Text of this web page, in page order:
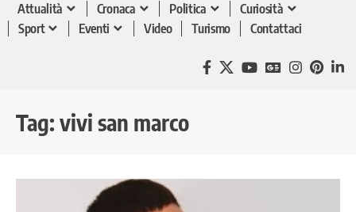
Attualità Cronaca Politica
Curiosità
Sport
Eventi Video Turismo Contattaci
Tag: vivi san marco